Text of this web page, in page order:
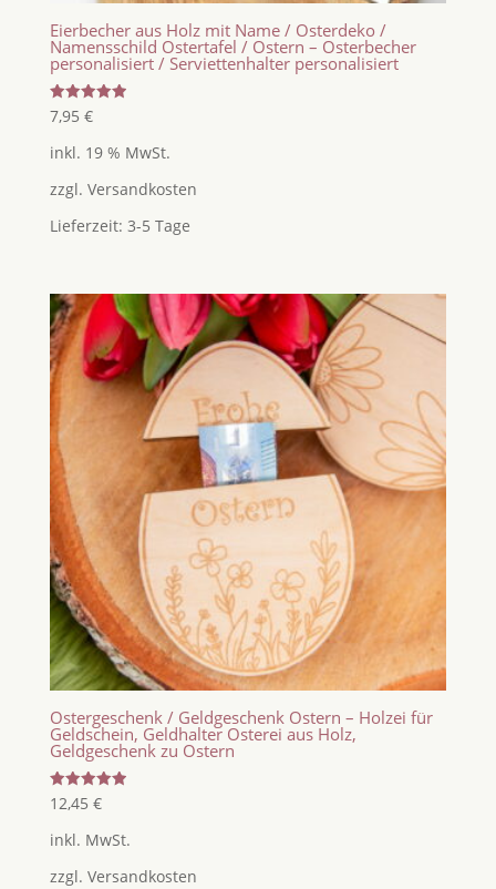
Eierbecher aus Holz mit Name / Osterdeko /
Namensschild Ostertafel / Ostern – Osterbecher
personalisiert / Serviettenhalter personalisiert
Bewertet
mit
von 5
7,95 €
inkl. 19 % MwSt.
zzgl. Versandkosten
Lieferzeit: 3-5 Tage
Ostergeschenk / Geldgeschenk Ostern – Holzei für
Geldschein, Geldhalter Osterei aus Holz,
Geldgeschenk zu Ostern
Bewertet
mit
von 5
12,45 €
inkl. MwSt.
zzgl. Versandkosten